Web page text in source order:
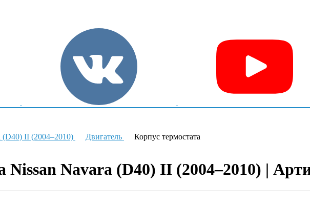
(D40) II (2004–2010) Двигатель Корпус термостата
Nissan Navara (D40) II (2004–2010) |